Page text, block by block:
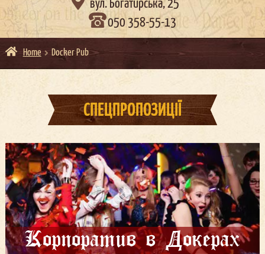
вул. Богатирська, 25
050 358-55-13
Home Docker Pub
СПЕЦПРОПОЗИЦІЇ
Корпоратив в Докерах